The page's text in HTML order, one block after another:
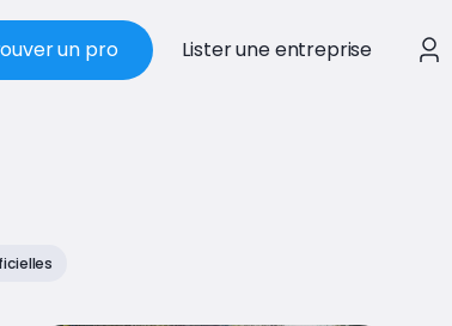
un pro Lister une entreprise